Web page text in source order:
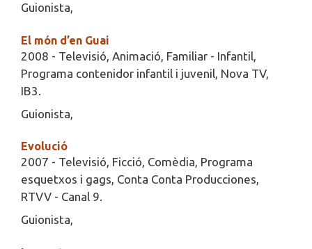
Guionista,
El món d’en Guai
2008 - Televisió, Animació, Familiar - Infantil,
Programa contenidor infantil i juvenil, Nova TV,
IB3.
Guionista,
Evolució
2007 - Televisió, Ficció, Comèdia, Programa
esquetxos i gags, Conta Conta Producciones,
RTVV - Canal 9.
Guionista,